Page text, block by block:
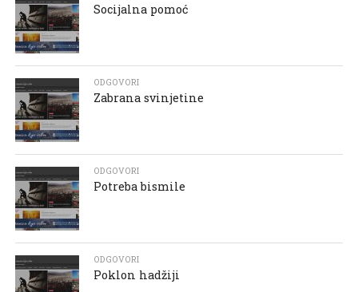
Socijalna pomoć
ODGOVORI
Zabrana svinjetine
ODGOVORI
Potreba bismile
ODGOVORI
Poklon hadžiji